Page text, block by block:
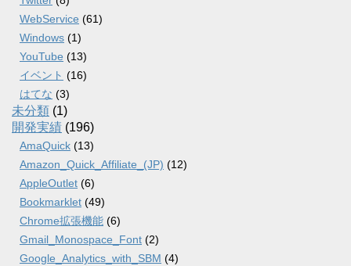
WebService (61)
Windows (1)
YouTube (13)
イベント (16)
はてな (3)
未分類 (1)
開発実績 (196)
AmaQuick (13)
Amazon_Quick_Affiliate_(JP) (12)
AppleOutlet (6)
Bookmarklet (49)
Chrome拡張機能 (6)
Gmail_Monospace_Font (2)
Google_Analytics_with_SBM (4)